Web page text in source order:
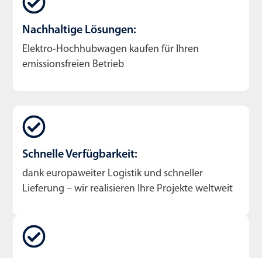
Nachhaltige Lösungen:
Elektro-Hochhubwagen kaufen für Ihren
emissionsfreien Betrieb
Schnelle Verfügbarkeit:
dank europaweiter Logistik und schneller
Lieferung – wir realisieren Ihre Projekte weltweit